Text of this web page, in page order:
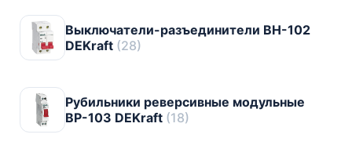
Выключатели-разъединители ВН-102
DEKraft (28)
Рубильники реверсивные модульные
ВР-103 DEKraft (18)